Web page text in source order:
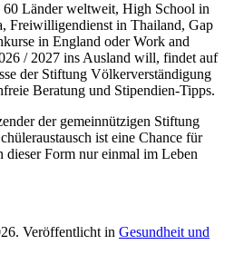
60 Länder weltweit, High School in
Freiwilligendienst in Thailand, Gap
in England oder Work and
/ 2027 ins Ausland will, findet auf
der Stiftung Völkerverständigung
Beratung und Stipendien-Tipps.
der gemeinnützigen Stiftung
ist eine Chance für
dieser Form nur einmal im Leben
. Veröffentlicht in Gesundheit und